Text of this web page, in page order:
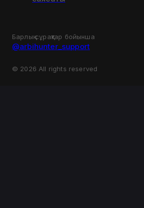
Барлық сұрақтар бойынша
@arbihunter_support
© 2026 All rights reserved